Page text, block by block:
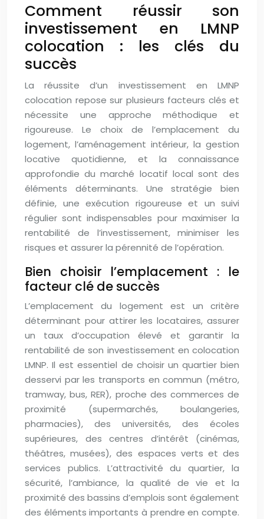
Comment réussir son
investissement en LMNP
colocation : les clés du
succès
La réussite d’un investissement en LMNP
colocation repose sur plusieurs facteurs clés et
nécessite une approche méthodique et
rigoureuse. Le choix de l’emplacement du
logement, l’aménagement intérieur, la gestion
locative quotidienne, et la connaissance
approfondie du marché locatif local sont des
éléments déterminants. Une stratégie bien
définie, une exécution rigoureuse et un suivi
régulier sont indispensables pour maximiser la
rentabilité de l’investissement, minimiser les
risques et assurer la pérennité de l’opération.
Bien choisir l’emplacement : le
facteur clé de succès
L’emplacement du logement est un critère
déterminant pour attirer les locataires, assurer
un taux d’occupation élevé et garantir la
rentabilité de son investissement en colocation
LMNP. Il est essentiel de choisir un quartier bien
desservi par les transports en commun (métro,
tramway, bus, RER), proche des commerces de
proximité (supermarchés, boulangeries,
pharmacies), des universités, des écoles
supérieures, des centres d’intérêt (cinémas,
théâtres, musées), des espaces verts et des
services publics. L’attractivité du quartier, la
sécurité, l’ambiance, la qualité de vie et la
proximité des bassins d’emplois sont également
des éléments importants à prendre en compte.